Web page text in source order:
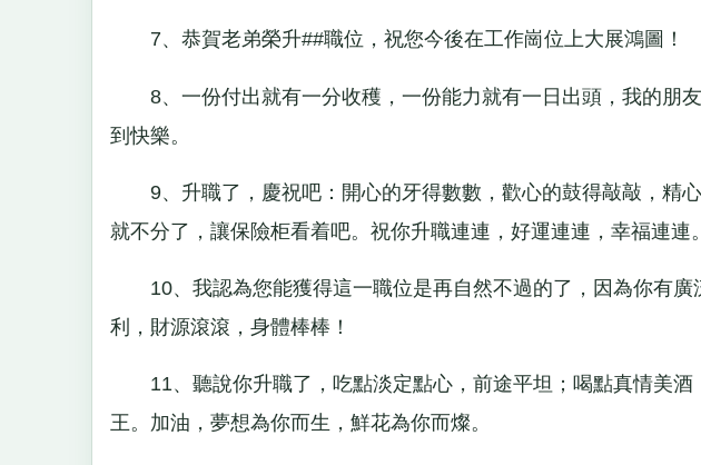
7、恭賀老弟榮升##職位，祝您今後在工作崗位上大展鴻圖！
8、一份付出就有一分收穫，一份能力就有一日出頭，我的朋
到快樂。
9、升職了，慶祝吧：開心的牙得數數，歡心的鼓得敲敲，精
就不分了，讓保險柜看着吧。祝你升職連連，好運連連，幸福連連。
10、我認為您能獲得這一職位是再自然不過的了，因為你有廣
利，財源滾滾，身體棒棒！
11、聽說你升職了，吃點淡定點心，前途平坦；喝點真情美酒
王。加油，夢想為你而生，鮮花為你而燦。